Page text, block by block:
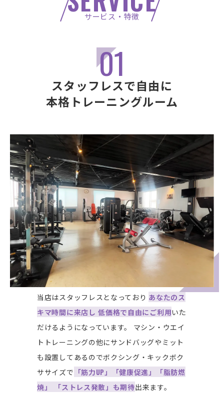
サービス・特徴
01
スタッフレスで自由に
本格トレーニングルーム
当店はスタッフレスとなっており あなたのス
キマ時間に来店し 低価格で自由にご利用いた
だけるようになっています。 マシン・ウエイ
トトレーニングの他にサンドバッグやミット
も設置してあるのでボクシング・キックボク
ササイズで 「筋力UP」「健康促進」「脂肪燃
焼」 「ストレス発散」も期待出来ます。